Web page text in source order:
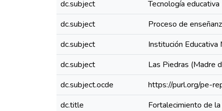
dc.subject
Tecnología educativa
dc.subject
Proceso de
dc.subject
Institución Educativa
dc.subject
Las Piedras (Madre
dc.subject.ocde
https://purl.org/pe-
dc.title
Fortalecimiento de